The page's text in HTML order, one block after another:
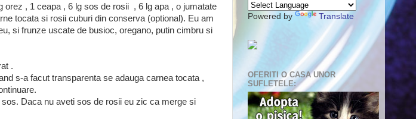
orez , 1 ceapa , 6 lg sos de rosii , 6 lg apa , o jumatate
tocata si rosii cuburi din conserva (optional). Eu am
si frunze uscate de busioc, oregano, putin cimbru si
.
s-a facut transparenta se adauga carnea tocata ,
Daca nu aveti sos de rosii eu zic ca merge si
Powered by Translate
OFERITI O CASA UNOR
SUFLETELE: